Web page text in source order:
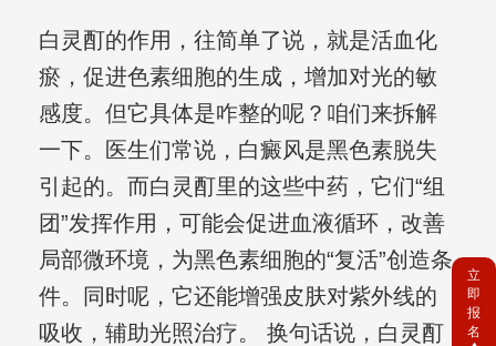
白灵酊的作用，往简单了说，就是活血化
瘀，促进色素细胞的生成，增加对光的敏
感度。但它具体是咋整的呢？咱们来拆解
一下。医生们常说，白癜风是黑色素脱失
引起的。而白灵酊里的这些中药，它们“组
团”发挥作用，可能会促进血液循环，改善
局部微环境，为黑色素细胞的“复活”创造条
件。同时呢，它还能增强皮肤对紫外线的
吸收，辅助光照治疗。 换句话说，白灵酊
立
即
报
名